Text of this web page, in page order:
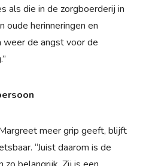
als die in de zorgboerderij in
oude herinneringen en
weer de angst voor de
meer grip geeft, blijft
“Juist daarom is de